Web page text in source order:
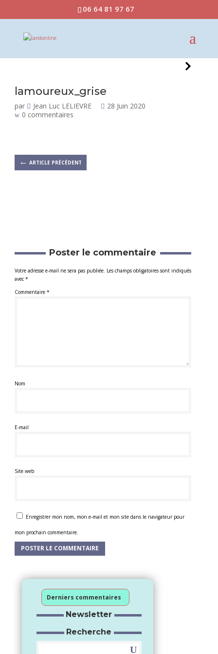
06 64 81 97 67
lamoureux_grise
par Jean Luc LELIEVRE
28 Juin 2020
0 commentaires
← ARTICLE PRÉCÉDENT
Poster le commentaire
Votre adresse e-mail ne sera pas publiée. Les champs obligatoires sont indiqués
avec *
Commentaire *
Nom
E-mail
Site web
Enregistrer mon nom, mon e-mail et mon site dans le navigateur pour
mon prochain commentaire.
Derniers commentaires
Newsletter
Recherche